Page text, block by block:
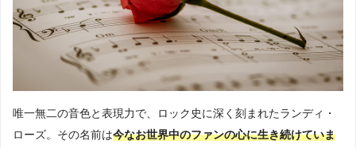
唯一無二の音色と表現力で、ロック史に深く刻まれたランディ・
ローズ。その名前は今なお世界中のファンの心に生き続けていま